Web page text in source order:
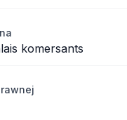
komersants